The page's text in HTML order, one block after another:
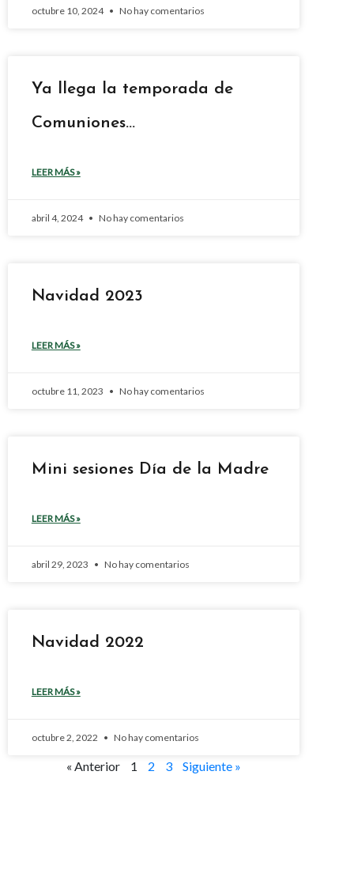
octubre 10, 2024 No hay comentarios
Ya llega la temporada de
Comuniones…
LEER MÁS »
abril 4, 2024 No hay comentarios
Navidad 2023
LEER MÁS »
octubre 11, 2023 No hay comentarios
Mini sesiones Día de la Madre
LEER MÁS »
abril 29, 2023 No hay comentarios
Navidad 2022
LEER MÁS »
octubre 2, 2022 No hay comentarios
« Anterior 1 2 3 Siguiente »